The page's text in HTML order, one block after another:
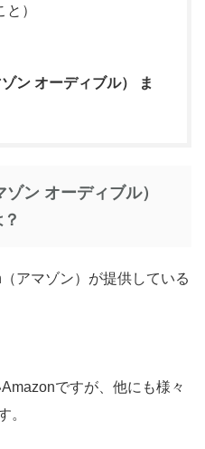
）
ン オーディブル） ま
ン オーディブル）
アマゾン）が提供している
ですが、他にも様々
。